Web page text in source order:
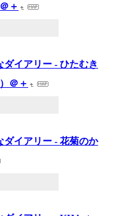
＋
ダイアリー - ひたむき
＠＋
ダイアリー - 花菊のか